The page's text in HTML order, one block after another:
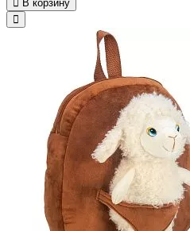
В корзину